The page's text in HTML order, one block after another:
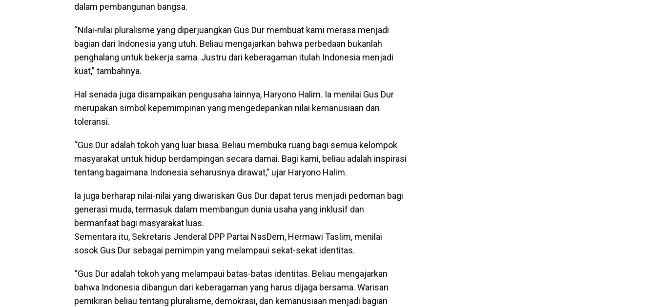
dalam pembangunan bangsa.
“Nilai-nilai pluralisme yang diperjuangkan Gus Dur membuat kami merasa menjadi
bagian dari Indonesia yang utuh. Beliau mengajarkan bahwa perbedaan bukanlah
penghalang untuk bekerja sama. Justru dari keberagaman itulah Indonesia menjadi
kuat,” tambahnya.
Hal senada juga disampaikan pengusaha lainnya, Haryono Halim. Ia menilai Gus Dur
merupakan simbol kepemimpinan yang mengedepankan nilai kemanusiaan dan
toleransi.
“Gus Dur adalah tokoh yang luar biasa. Beliau membuka ruang bagi semua kelompok
masyarakat untuk hidup berdampingan secara damai. Bagi kami, beliau adalah inspirasi
tentang bagaimana Indonesia seharusnya dirawat,” ujar Haryono Halim.
Ia juga berharap nilai-nilai yang diwariskan Gus Dur dapat terus menjadi pedoman bagi
generasi muda, termasuk dalam membangun dunia usaha yang inklusif dan
bermanfaat bagi masyarakat luas.
Sementara itu, Sekretaris Jenderal DPP Partai NasDem, Hermawi Taslim, menilai
sosok Gus Dur sebagai pemimpin yang melampaui sekat-sekat identitas.
“Gus Dur adalah tokoh yang melampaui batas-batas identitas. Beliau mengajarkan
bahwa Indonesia dibangun dari keberagaman yang harus dijaga bersama. Warisan
pemikiran beliau tentang pluralisme, demokrasi, dan kemanusiaan menjadi bagian